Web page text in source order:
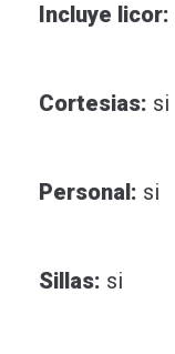
Incluye licor:
Cortesias: si
Personal: si
Sillas: si